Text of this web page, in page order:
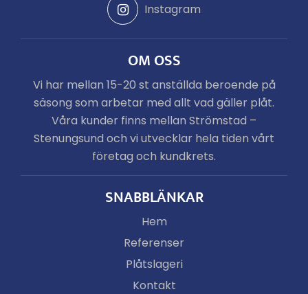
Instagram
OM OSS
Vi har mellan 15-20 st anställda beroende på
säsong som arbetar med allt vad gäller plåt.
Våra kunder finns mellan Strömstad –
Stenungsund och vi utvecklar hela tiden vårt
företag och kundkrets.
SNABBLÄNKAR
Hem
Referenser
Plåtslageri
Kontakt